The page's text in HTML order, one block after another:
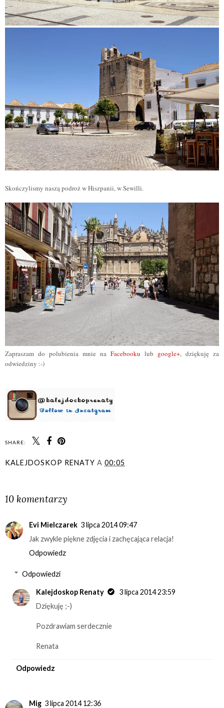
Skończylismy nasząpodroż w Hiszpanii, w Sewilli.
Zapraszam do polubienia mnie na Facebooku lub google+, dziękuję za
odwiedziny :-)
SHARE:
KALEJDOSKOP RENATY A 00:05
10 komentarzy
Evi Mielczarek 3 lipca 2014 09:47
Jak zwykle piękne zdjęcia i zachęcająca relacja!
Odpowiedz
Odpowiedzi
Kalejdoskop Renaty
3 lipca 2014 23:59
Dziękuję ;-)
Pozdrawiam serdecznie
Renata
Odpowiedz
Mig 3 lipca 2014 12:36